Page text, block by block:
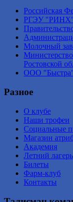
Российская
РГЭУ
Молочный
Ростовской
ООО
Разное
О клубе
Наши трофеи
Социальные
Магазин
Академия
Летний лагерь
Билеты
Фарм-клуб
Контакты